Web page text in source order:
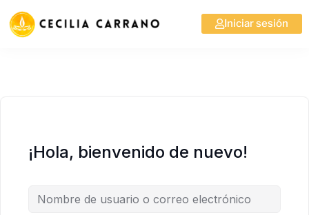
Iniciar sesión
¡Hola, bienvenido de nuevo!